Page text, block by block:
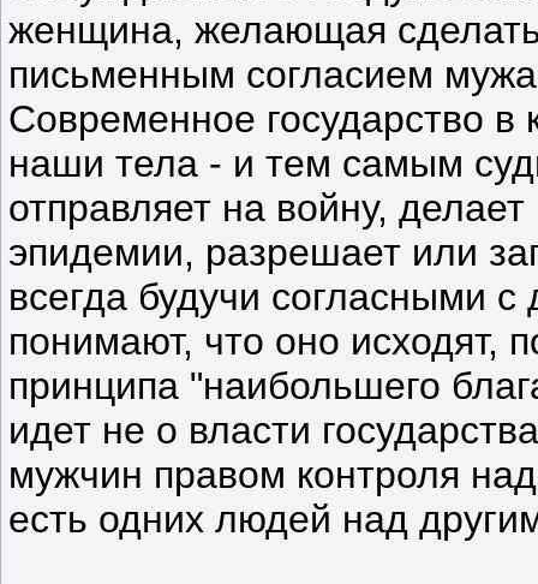
женщина, желающая сделать
письменным согласием
Современное государство в
наши тела - и тем самым
отправляет на войну,
эпидемии, разрешает или
всегда будучи согласными
понимают, что оно исходят,
принципа "наибольшего
идет не о власти
мужчин правом контроля
есть одних людей над